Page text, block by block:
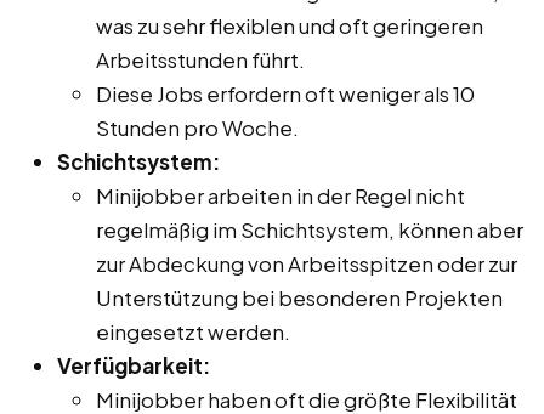
was zu sehr flexiblen und oft geringeren
Arbeitsstunden führt.
Diese Jobs erfordern oft weniger als 10
Stunden pro Woche.
Schichtsystem:
Minijobber arbeiten in der Regel nicht
regelmäßig im Schichtsystem, können aber
zur Abdeckung von Arbeitsspitzen oder zur
Unterstützung bei besonderen Projekten
eingesetzt werden.
Verfügbarkeit:
Minijobber haben oft die größte Flexibilität